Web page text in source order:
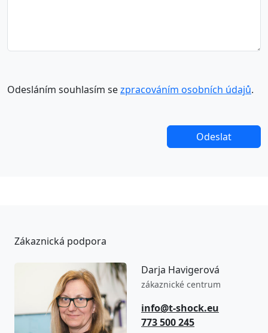
Odesláním souhlasím sezpracováním osobních údajů.
Zákaznická podpora
Darja Havigerová
zákaznické centrum
info@t-shock.eu
773 500 245